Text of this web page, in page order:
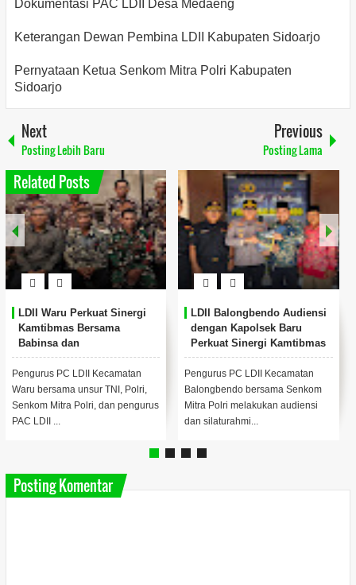
Dokumentasi PAC LDII Desa Medaeng
Keterangan Dewan Pembina LDII Kabupaten Sidoarjo
Pernyataan Ketua Senkom Mitra Polri Kabupaten
Sidoarjo
Next
Posting Lebih Baru
Previous
Posting Lama
Related Posts
LDII Waru Perkuat Sinergi
Kamtibmas Bersama
Babinsa dan
Bhabinkamtibmas
Pengurus PC LDII Kecamatan
Waru bersama unsur TNI, Polri,
Senkom Mitra Polri, dan pengurus
PAC LDII ...
LDII Balongbendo Audiensi
dengan Kapolsek Baru
Perkuat Sinergi Kamtibmas
Pengurus PC LDII Kecamatan
Balongbendo bersama Senkom
Mitra Polri melakukan audiensi
dan silaturahmi...
Posting Komentar